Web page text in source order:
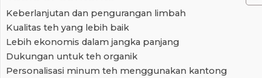
Keberlanjutan dan pengurangan limbah
Kualitas teh yang lebih baik
Lebih ekonomis dalam jangka panjang
Dukungan untuk teh organik
Personalisasi minum teh menggunakan kantong